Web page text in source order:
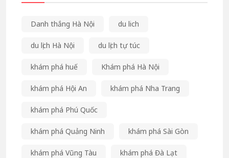
Danh thắng Hà Nội du lich
du lịch Hà Nội du lịch tự túc
khám phá huế Khám phá Hà Nội
khám phá Hội An khám phá Nha Trang
khám phá Phú Quốc
khám phá Quảng Ninh khám phá Sài Gòn
khám phá Vũng Tàu khám phá Đà Lạt